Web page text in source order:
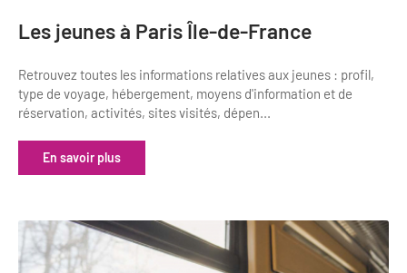
Les jeunes à Paris Île-de-France
Retrouvez toutes les informations relatives aux jeunes : profil,
type de voyage, hébergement, moyens d'information et de
réservation, activités, sites visités, dépen...
En savoir plus